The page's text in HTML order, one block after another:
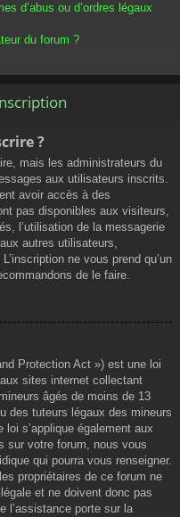
d’abus ou d’ordres légaux
du forum ?
?
mais les administrateurs du
aux utilisateurs inscrits.
avoir accès à des
pas disponibles aux visiteurs,
l’utilisation de la messagerie
autres utilisateurs,
ne vous prend qu’un
de le faire.
Protection Act ») est une loi
sites internet collectant
âgés de moins de 13
des tuteurs légaux des mineurs
s’applique également aux
sur votre forum, nous vous
qui pourra vous renseigner.
propriétaires de ce forum ne
et ne doivent donc pas
l’assistance porte sur la